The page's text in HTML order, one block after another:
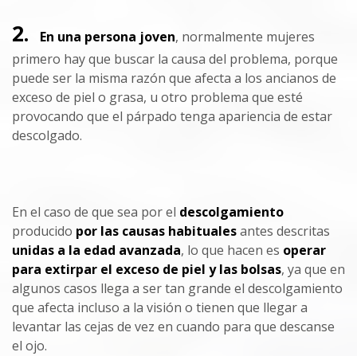
2. En una persona joven, normalmente mujeres
primero hay que buscar la causa del problema, porque
puede ser la misma razón que afecta a los ancianos de
exceso de piel o grasa, u otro problema que esté
provocando que el párpado tenga apariencia de estar
descolgado.
En el caso de que sea por el descolgamiento
producido por las causas habitualesantes descritas
unidas a la edad avanzada, lo que hacen es operar
para extirpar el exceso de piel y las bolsas, ya que en
algunos casos llega a ser tan grande el descolgamiento
que afecta incluso a la visión o tienen que llegar a
levantar las cejas de vez en cuando para que descanse
el ojo.